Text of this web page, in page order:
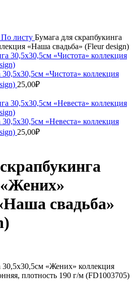
По листу Бумага для скрапбукинга
«Наша свадьба» (Fleur design)
«Чистота» коллекция
25,00₽
«Невеста» коллекция
25,00₽
свадьба»
30,5х30,5см «Жених» коллекция
плотность 190 г/м (FD1003705)